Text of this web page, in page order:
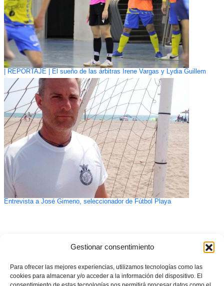
Gestionar consentimiento
Para ofrecer las mejores experiencias, utilizamos tecnologías como las
cookies para almacenar y/o acceder a la información del dispositivo. El
| REPORTAJE | El sueño de las árbitras Irene Vargas y Lydia Guillem
Entrevista a José Gimeno, seleccionador de Fútbol Playa